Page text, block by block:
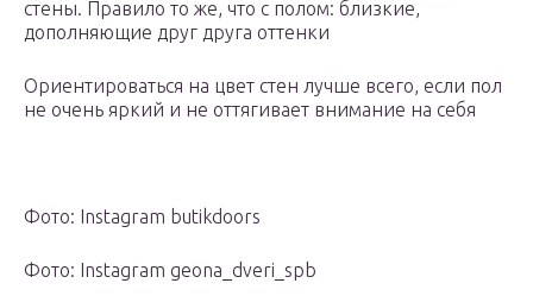
стены. Правило то же, что с полом: близкие,
дополняющие друг друга оттенки
Ориентироваться на цвет стен лучше всего, если пол
не очень яркий и не оттягивает внимание на себя
Фото: Instagram butikdoors
Фото: Instagram geona_dveri_spb